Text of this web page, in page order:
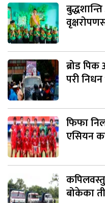
ब्रोड
परी
फिफा
एसियन
बोकेका